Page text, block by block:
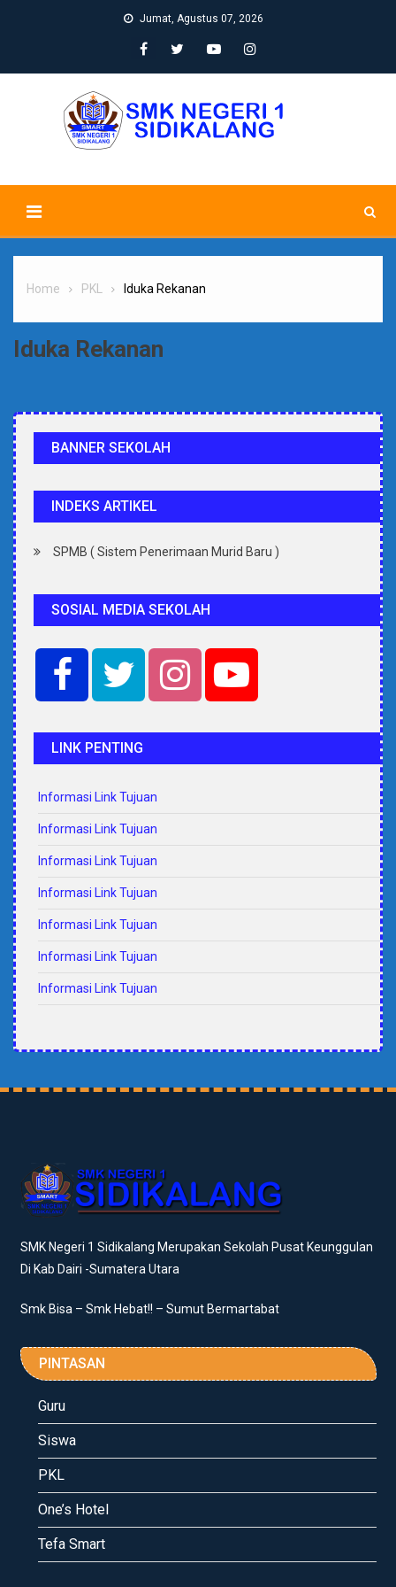
Jumat, Agustus 07, 2026
Home PKL Iduka Rekanan
Iduka Rekanan
BANNER SEKOLAH
INDEKS ARTIKEL
SPMB ( Sistem Penerimaan Murid Baru )
SOSIAL MEDIA SEKOLAH
LINK PENTING
Informasi Link Tujuan
Informasi Link Tujuan
Informasi Link Tujuan
Informasi Link Tujuan
Informasi Link Tujuan
Informasi Link Tujuan
Informasi Link Tujuan
SMK Negeri 1 Sidikalang Merupakan Sekolah Pusat Keunggulan
Di Kab Dairi -Sumatera Utara
Smk Bisa – Smk Hebat!! – Sumut Bermartabat
PINTASAN
Guru
Siswa
PKL
One’s Hotel
Tefa Smart